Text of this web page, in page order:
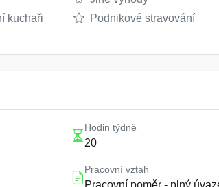
kuchaři
Podnikové stravování
Hodin týdně
20
Pracovní vztah
Pracovní poměr - plný